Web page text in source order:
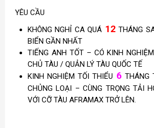
YÊU CẦU
KHÔNG NGHỈ CA QUÁ 12 THÁNG
BIỂN GẦN NHẤT
TIẾNG ANH TỐT – CÓ KINH
CHỦ TÀU / QUẢN LÝ TÀU QUỐC TẾ
KINH NGHIỆM TỐI THIỂU 6 THÁNG
CHỦNG LOẠI – CÙNG TRỌNG TẢI
VỚI CỠ TÀU AFRAMAX TRỞ LÊN.